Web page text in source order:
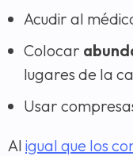
Acudir al
Colocar
lugares de la
Usar
Al igual que los